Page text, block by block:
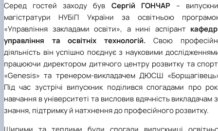
Серед гостей заходу був Сергій ГОНЧАР –
магістратури НУБіП України за освітньою
«Управління закладами освіти», а нині аспірант
управління та освітніх технологій. Свою
діяльність він успішно поєднує з науковими
працюючи директором дитячого центру розвитку та
«Genesis» та тренером-викладачем ДЮСШ
Під час зустрічі випускник поділився спогадами про
навчання в університеті та висловив вдячність викладачам
знання, підтримку й натхнення до професійного розвитку.